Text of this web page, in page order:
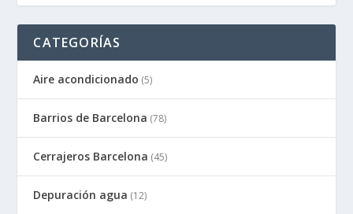
CATEGORÍAS
Aire acondicionado (5)
Barrios de Barcelona (78)
Cerrajeros Barcelona (45)
Depuración agua (12)